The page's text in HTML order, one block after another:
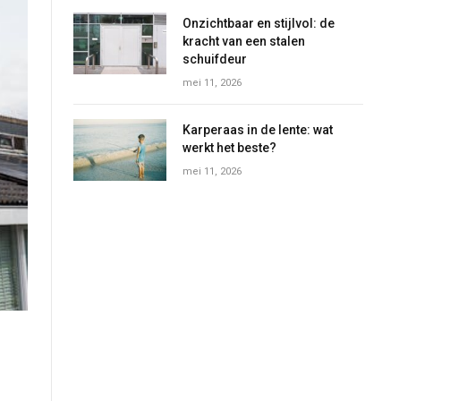
Onzichtbaar en stijlvol: de
kracht van een stalen
schuifdeur
mei 11, 2026
Karperaas in de lente: wat
werkt het beste?
mei 11, 2026